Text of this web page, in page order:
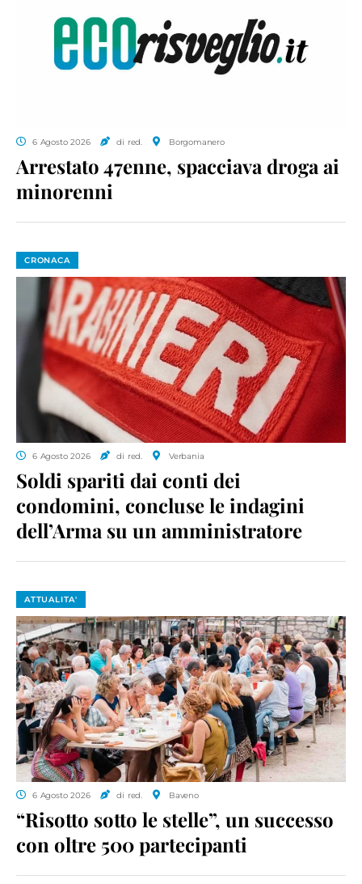
6 Agosto 2026 di red. Borgomanero
Arrestato 47enne, spacciava droga ai
minorenni
CRONACA
6 Agosto 2026 di red. Verbania
Soldi spariti dai conti dei
condomini, concluse le indagini
dell’Arma su un amministratore
ATTUALITA'
6 Agosto 2026 di red. Baveno
“Risotto sotto le stelle”, un successo
con oltre 500 partecipanti